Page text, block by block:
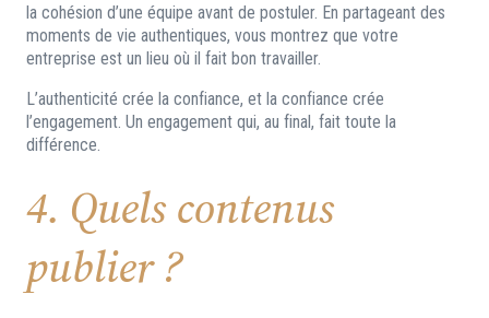
la cohésion d’une équipe avant de postuler. En partageant des
moments de vie authentiques, vous montrez que votre
entreprise est un lieu où il fait bon travailler.
L’authenticité crée la confiance, et la confiance crée
l’engagement. Un engagement qui, au final, fait toute la
différence.
4. Quels contenus
publier ?